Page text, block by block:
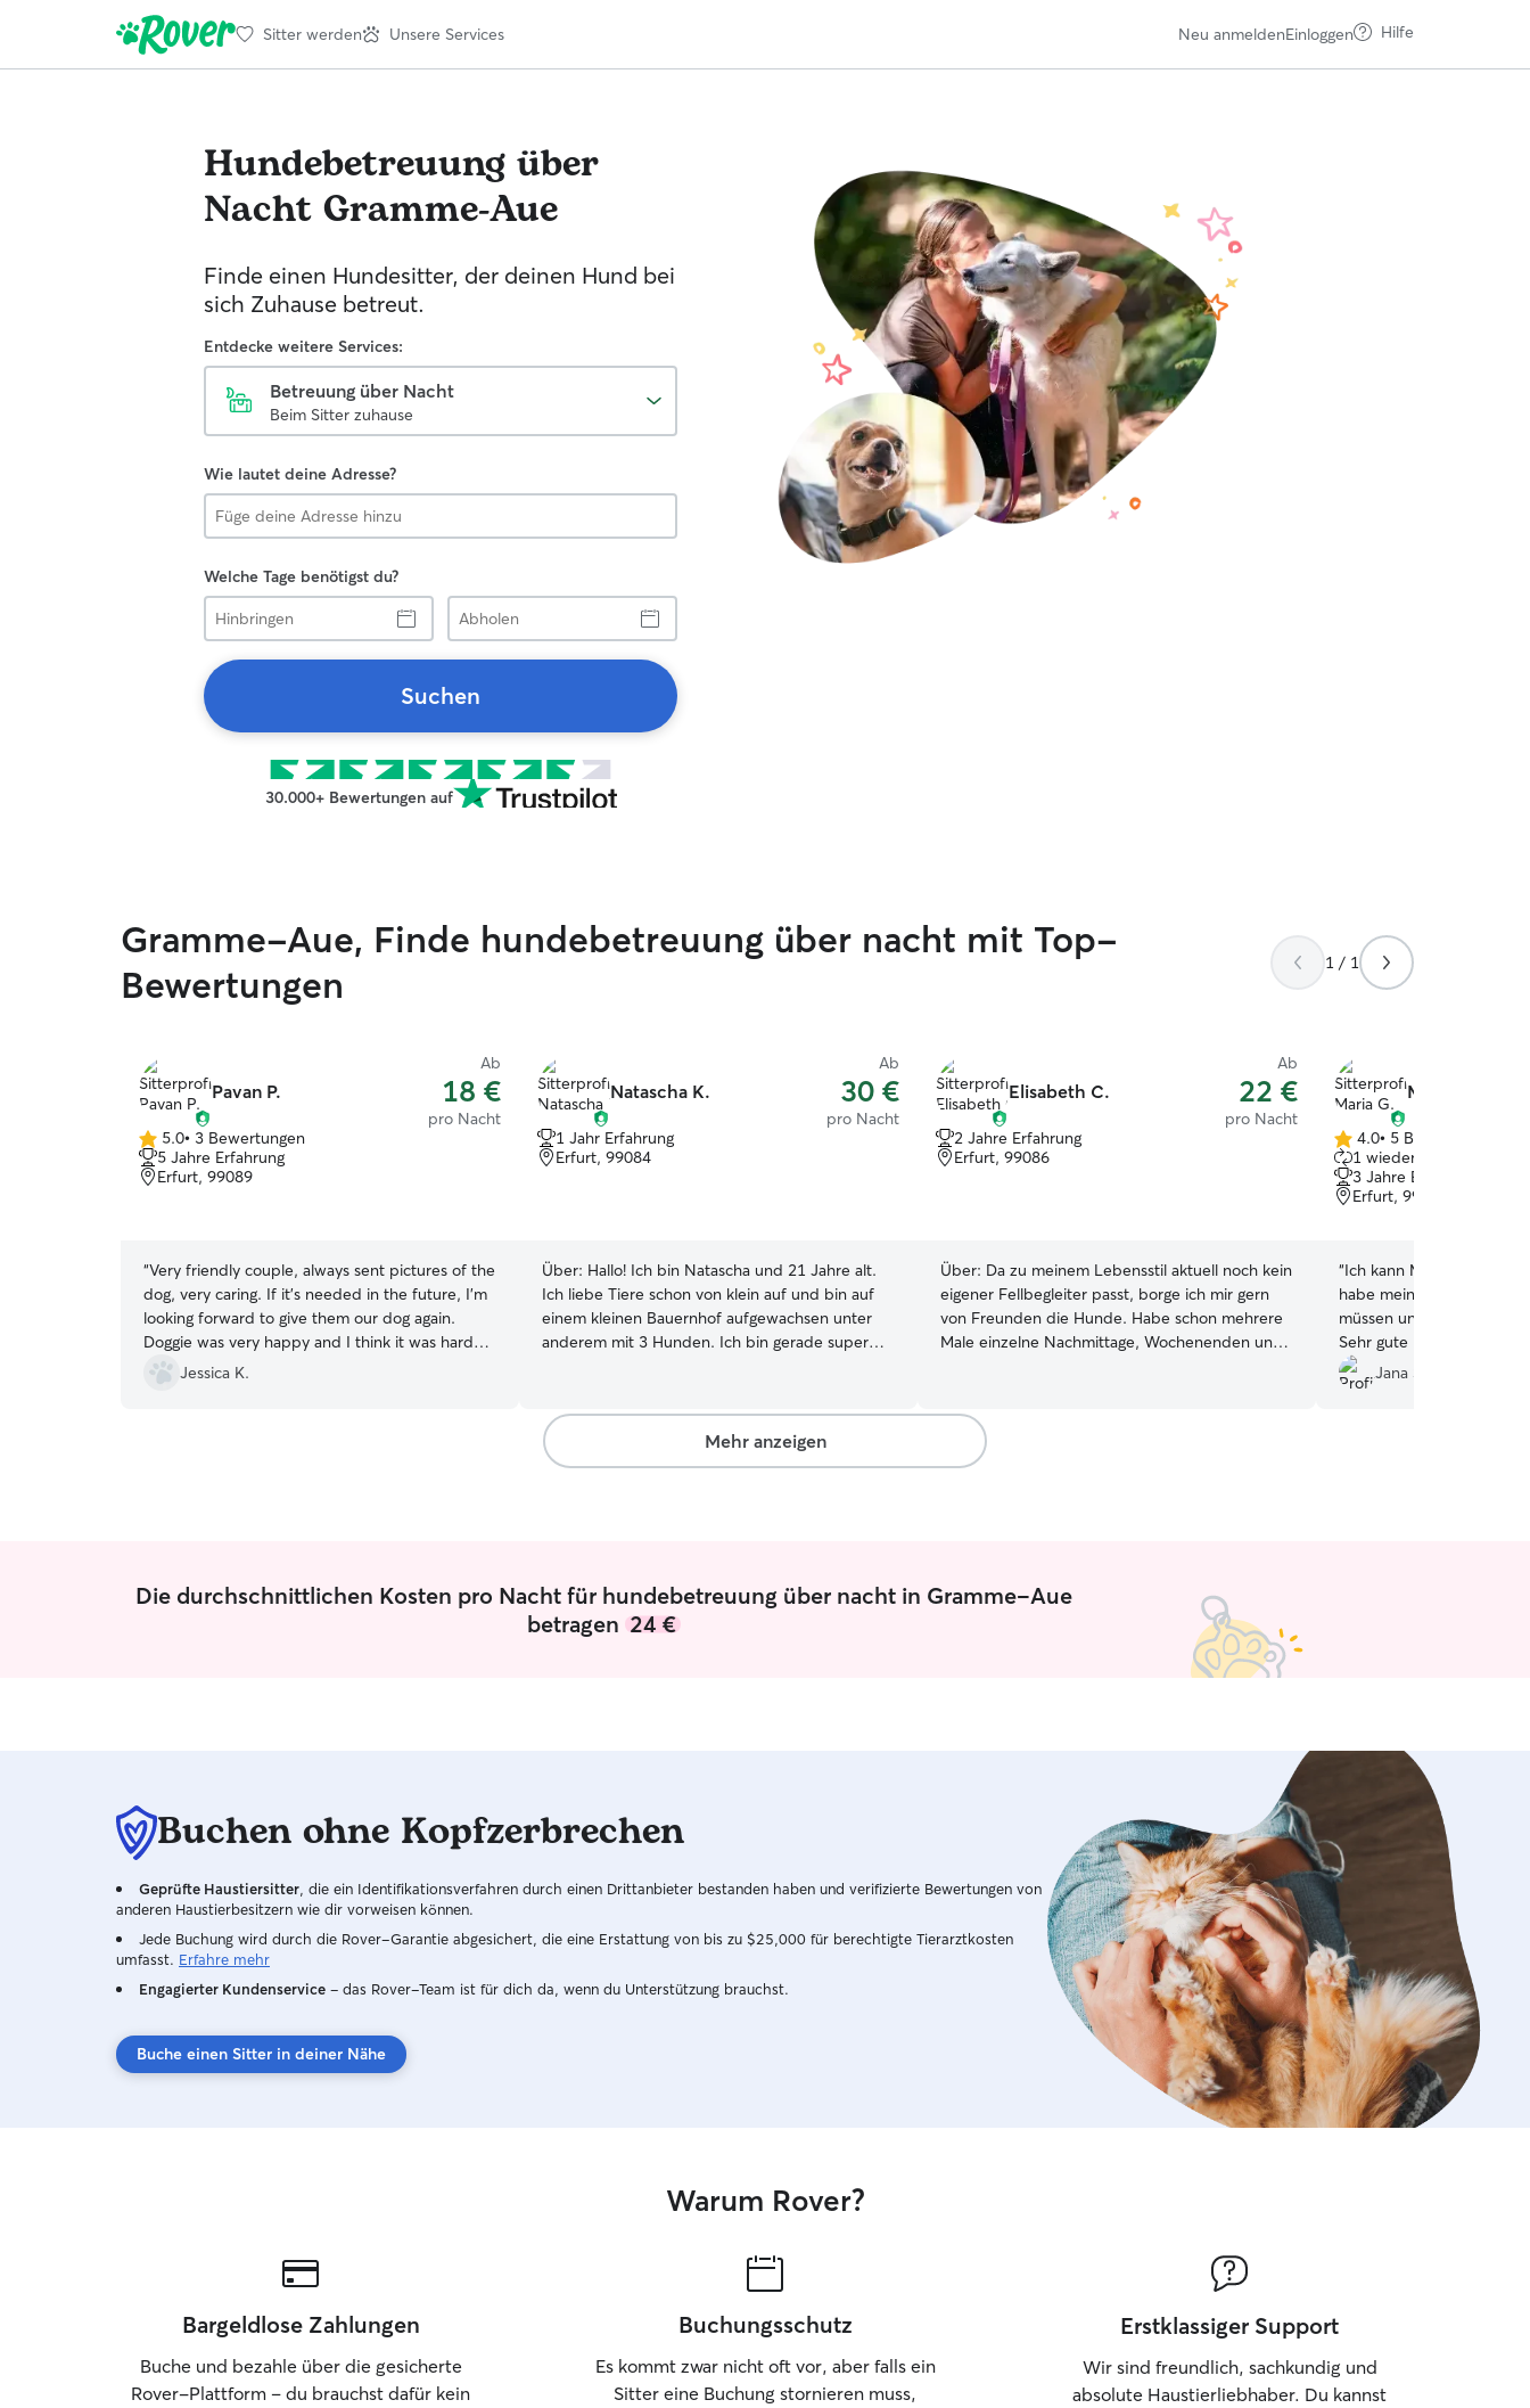
Sitter werden Unsere Services Neu anmeldenEinloggen Hilfe
Hundebetreuung über
Nacht Gramme-Aue
Finde einen Hundesitter, der deinen Hund bei
sich Zuhause betreut.
Entdecke weitere Services:
Betreuung über Nacht
Beim Sitter zuhause
Wie lautet deine Adresse?
Welche Tage benötigst du?
Hinbringen
Abholen
Suchen
30.000+ Bewertungen auf
Gramme-Aue, Finde hundebetreuung über nacht mit Top-
Bewertungen
1 / 1
Pavan P.
Ab
18 €
pro Nacht
5.0
von
5
5.0• 3 Bewertungen
5 Jahre Erfahrung
Erfurt, 99089
“Very friendly couple, always sent pictures of the
dog, very caring. If it's needed in the future, I'm
looking forward to give them our dog again.
Doggie was very happy and I think it was hard
for both parties to say goodbye. They even
made sure, that the dog had a fan in this heat,
Jessica K.
Natascha K.
Ab
30 €
pro Nacht
1 Jahr Erfahrung
Erfurt, 99084
Über: Hallo! Ich bin Natascha und 21 Jahre alt.
Ich liebe Tiere schon von klein auf und bin auf
einem kleinen Bauernhof aufgewachsen unter
anderem mit 3 Hunden. Ich bin gerade super
gassi gehen, Übernachtungen oder auch einfach
mal nur auf der Couch sitzen und kuscheln. Ihr
Vierbeiner wird mit viel Liebe versorgt!
zu beschnuppern und zu erkunden! Um mich
herum gibt es einige Parks, die nicht weit
Elisabeth C.
Ab
22 €
pro Nacht
2 Jahre Erfahrung
Erfurt, 99086
Über: Da zu meinem Lebensstil aktuell noch kein
eigener Fellbegleiter passt, borge ich mir gern
von Freunden die Hunde. Habe schon mehrere
Male einzelne Nachmittage, Wochenenden und
Maria G.
4.0
von
5
Sternen
4.0• 5 Bewertungen
1 wiederkehrender
3 Jahre Erfahrung
Erfurt, 99084
“Ich kann Maria nur
habe meine Flores das
müssen und hatte
Sehr gute
sodass ich immer wusste,
geht und was sie macht.
Jana S.
Mehr anzeigen
Die durchschnittlichen Kosten pro Nacht für hundebetreuung über nacht in Gramme-Aue
betragen24 €
Buchen ohne Kopfzerbrechen
Geprüfte Haustiersitter , die ein Identifikationsverfahren durch einen Drittanbieter bestanden haben und verifizierte Bewertungen von
anderen Haustierbesitzern wie dir vorweisen können.
Jede Buchung wird durch die Rover-Garantie abgesichert, die eine Erstattung von bis zu $25,000 für berechtigte Tierarztkosten
umfasst. Erfahre mehr
Engagierter Kundenservice – das Rover-Team ist für dich da, wenn du Unterstützung brauchst.
Buche einen Sitter in deiner Nähe
Warum Rover?
Bargeldlose Zahlungen
Buche und bezahle über die gesicherte
Rover-Plattform – du brauchst dafür kein
Buchungsschutz
Es kommt zwar nicht oft vor, aber falls ein
Sitter eine Buchung stornieren muss,
Erstklassiger Support
Wir sind freundlich, sachkundig und
absolute Haustierliebhaber. Du kannst